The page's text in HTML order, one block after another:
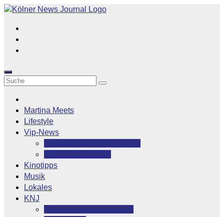
Zum
springen
Martina Meets
Lifestyle
Vip-News
Kinotipps
Musik
Lokales
KNJ